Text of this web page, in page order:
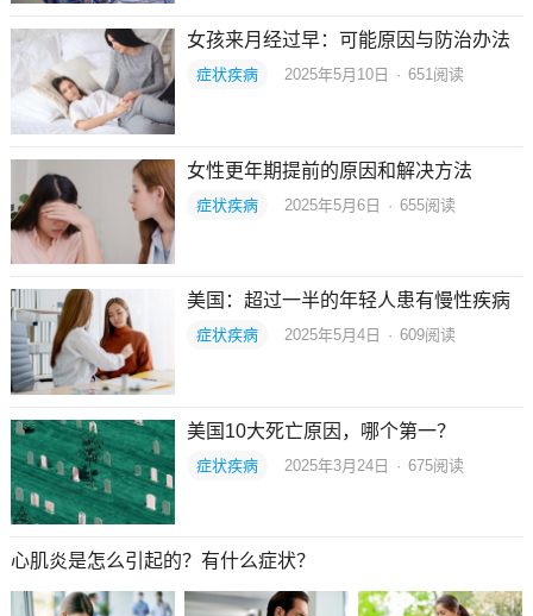
女孩来月经过早：可能原因与防治办法
症状疾病 2025年5月10日 · 651阅读
女性更年期提前的原因和解决方法
症状疾病 2025年5月6日 · 655阅读
美国：超过一半的年轻人患有慢性疾病
症状疾病 2025年5月4日 · 609阅读
美国10大死亡原因，哪个第一？
症状疾病 2025年3月24日 · 675阅读
心肌炎是怎么引起的？有什么症状？